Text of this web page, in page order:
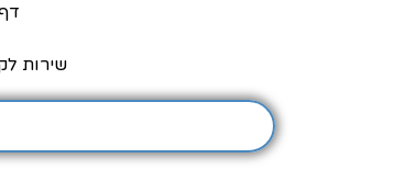
שירות